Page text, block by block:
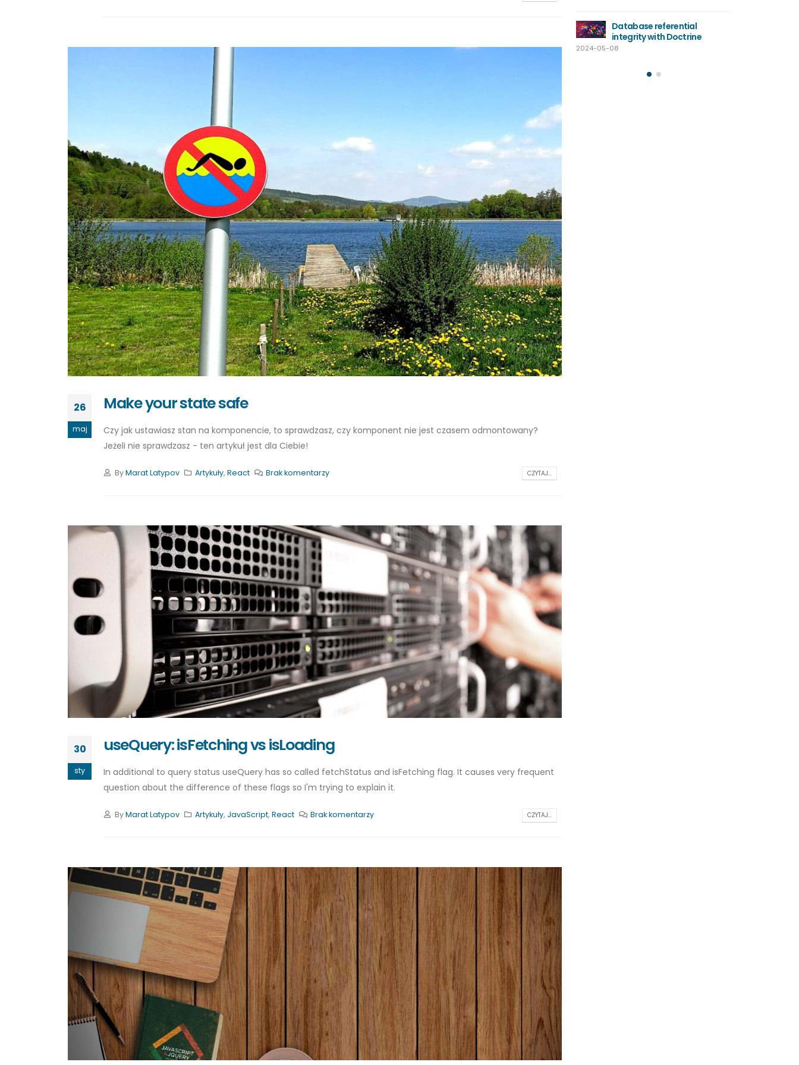
26
maj
Make your state safe
Czy jak ustawiasz stan na komponencie, to sprawdzasz, czy komponent nie jest czasem odmontowany?
Jeżeli nie sprawdzasz - ten artykuł jest dla Ciebie!
ByMarat Latypov Artykuły,React Brak komentarzy CZYTAJ...
30
sty
useQuery: isFetching vs isLoading
In additional to query status useQuery has so called fetchStatus and isFetching flag. It causes very frequent
question about the difference of these flags so I'm trying to explain it.
ByMarat Latypov Artykuły, JavaScript,React Brak komentarzy CZYTAJ...
2024-05-08
Danwood Manager –
Database referential
integrity with Doctrine
2024-05-08